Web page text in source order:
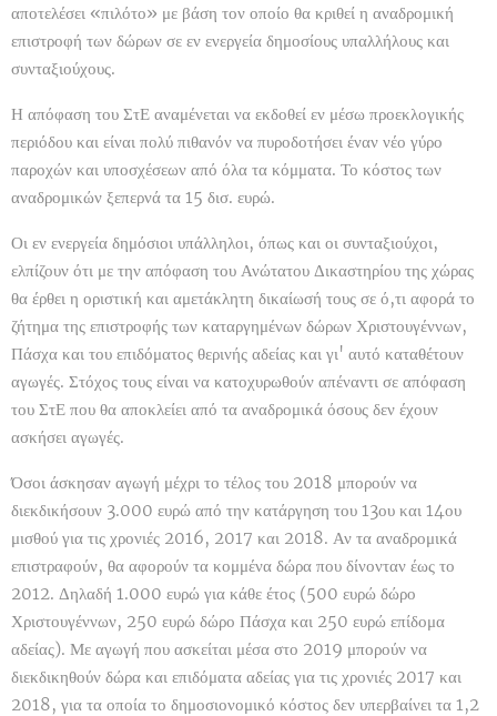
αποτελέσει «πιλότο» με βάση τον οποίο θα κριθεί η αναδρομική
επιστροφή των δώρων σε εν ενεργεία δημοσίους υπαλλήλους και
συνταξιούχους.
Η απόφαση του ΣτΕ αναμένεται να εκδοθεί εν μέσω προεκλογικής
περιόδου και είναι πολύ πιθανόν να πυροδοτήσει έναν νέο γύρο
παροχών και υποσχέσεων από όλα τα κόμματα. Το κόστος των
αναδρομικών ξεπερνά τα 15 δισ. ευρώ.
Οι εν ενεργεία δημόσιοι υπάλληλοι, όπως και οι συνταξιούχοι,
ελπίζουν ότι με την απόφαση του Ανώτατου Δικαστηρίου της χώρας
θα έρθει η οριστική και αμετάκλητη δικαίωσή τους σε ό,τι αφορά το
ζήτημα της επιστροφής των καταργημένων δώρων Χριστουγέννων,
Πάσχα και του επιδόματος θερινής αδείας και γι' αυτό καταθέτουν
αγωγές. Στόχος τους είναι να κατοχυρωθούν απέναντι σε απόφαση
του ΣτΕ που θα αποκλείει από τα αναδρομικά όσους δεν έχουν
ασκήσει αγωγές.
Όσοι άσκησαν αγωγή μέχρι το τέλος του 2018 μπορούν να
διεκδικήσουν 3.000 ευρώ από την κατάργηση του 13ου και 14ου
μισθού για τις χρονιές 2016, 2017 και 2018. Αν τα αναδρομικά
επιστραφούν, θα αφορούν τα κομμένα δώρα που δίνονταν έως το
2012. Δηλαδή 1.000 ευρώ για κάθε έτος (500 ευρώ δώρο
Χριστουγέννων, 250 ευρώ δώρο Πάσχα και 250 ευρώ επίδομα
αδείας). Με αγωγή που ασκείται μέσα στο 2019 μπορούν να
διεκδικηθούν δώρα και επιδόματα αδείας για τις χρονιές 2017 και
2018, για τα οποία το δημοσιονομικό κόστος δεν υπερβαίνει τα 1,2